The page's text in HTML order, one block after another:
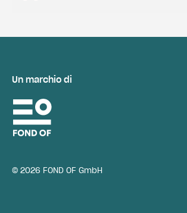
Un marchio di
© 2026 FOND OF GmbH